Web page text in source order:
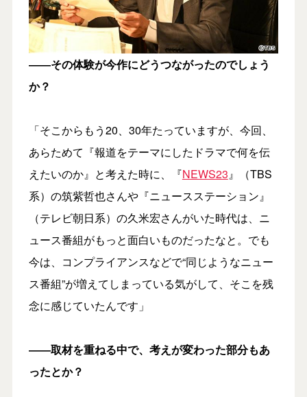
――その体験が今作にどうつながったのでしょう
か？
「そこからもう20、30年たっていますが、今回、
あらためて『報道をテーマにしたドラマで何を伝
えたいのか』と考えた時に、『NEWS23』（TBS
系）の筑紫哲也さんや『ニュースステーション』
（テレビ朝日系）の久米宏さんがいた時代は、ニ
ュース番組がもっと面白いものだったなと。でも
今は、コンプライアンスなどで“同じようなニュー
ス番組”が増えてしまっている気がして、そこを残
念に感じていたんです」
――取材を重ねる中で、考えが変わった部分もあ
ったとか？